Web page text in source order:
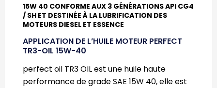
15W 40 CONFORME AUX 3 GÉNÉRATIONS API CG4
/ SH ET DESTINÉE À LA LUBRIFICATION DES
MOTEURS DIESEL ET ESSENCE
APPLICATION DE L’HUILE MOTEUR PERFECT
TR3-OIL 15W-40
perfect oil TR3 OIL est une huile haute
performance de grade SAE 15W 40, elle est